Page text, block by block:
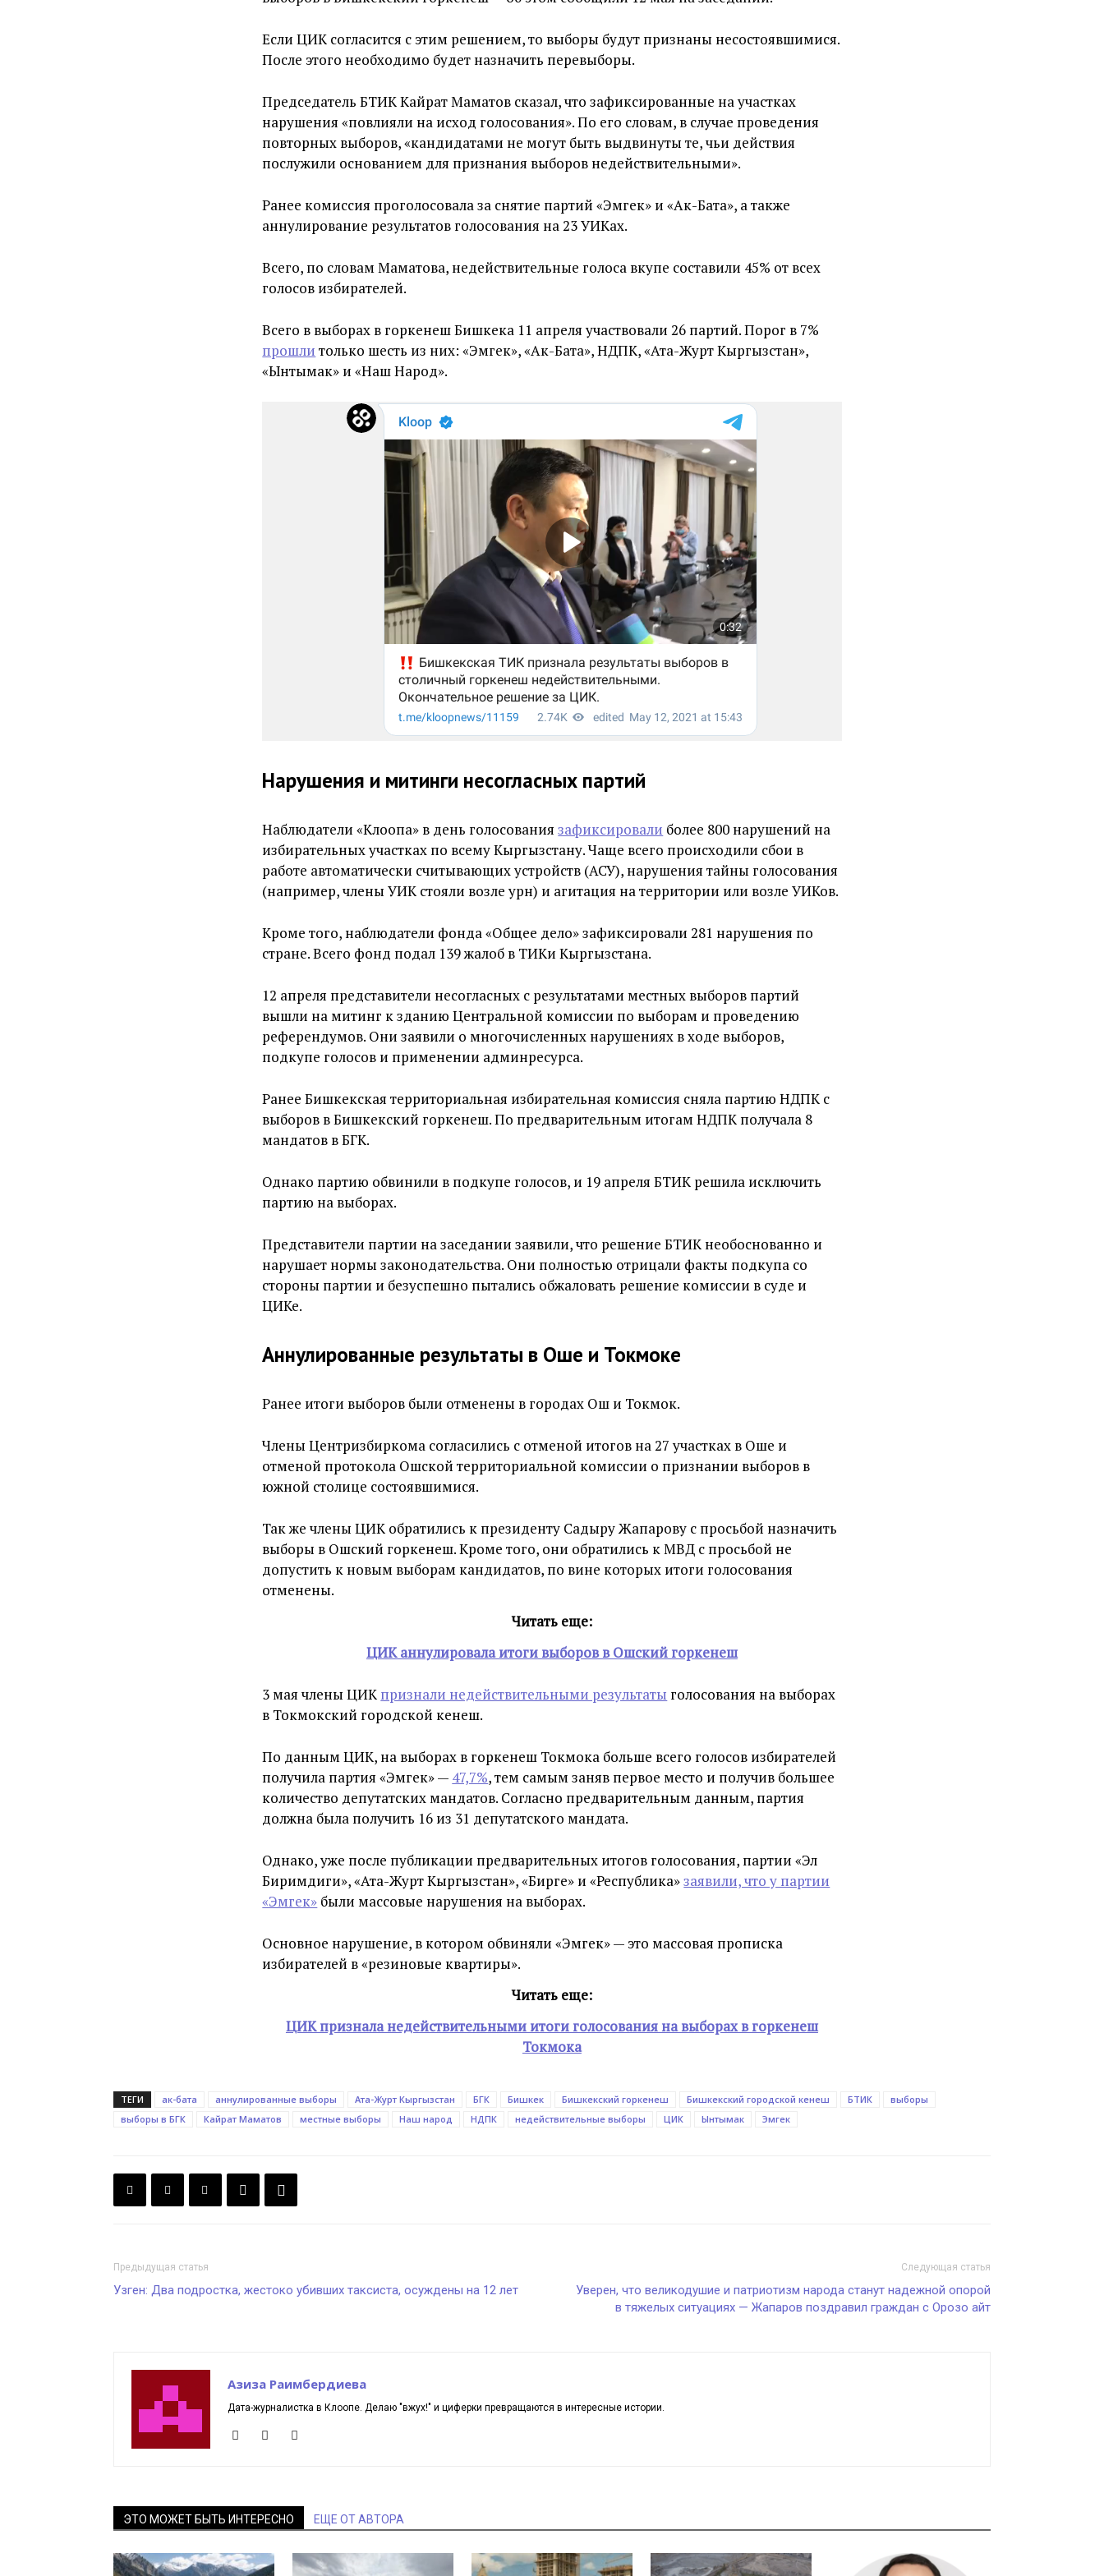
Если ЦИК согласится с этим решением, то выборы будут признаны несостоявшимися.
После этого необходимо будет назначить перевыборы.
Председатель БТИК Кайрат Маматов сказал, что зафиксированные на участках
нарушения «повлияли на исход голосования». По его словам, в случае проведения
повторных выборов, «кандидатами не могут быть выдвинуты те, чьи действия
послужили основанием для признания выборов недействительными».
Ранее комиссия проголосовала за снятие партий «Эмгек» и «Ак-Бата», а также
аннулирование результатов голосования на 23 УИКах.
Всего, по словам Маматова, недействительные голоса вкупе составили 45% от всех
голосов избирателей.
Всего в выборах в горкенеш Бишкека 11 апреля участвовали 26 партий. Порог в 7%
прошли только шесть из них: «Эмгек», «Ак-Бата», НДПК, «Ата-Журт Кыргызстан»,
«Ынтымак» и «Наш Народ».
Нарушения и митинги несогласных партий
Наблюдатели «Клоопа» в день голосованиязафиксировали более 800 нарушений на
избирательных участках по всему Кыргызстану. Чаще всего происходили сбои в
работе автоматически считывающих устройств (АСУ), нарушения тайны голосования
(например, члены УИК стояли возле урн) и агитация на территории или возле УИКов.
Кроме того, наблюдатели фонда «Общее дело» зафиксировали 281 нарушения по
стране. Всего фонд подал 139 жалоб в ТИКи Кыргызстана.
12 апреля представители несогласных с результатами местных выборов партий
вышли на митинг к зданию Центральной комиссии по выборам и проведению
референдумов. Они заявили о многочисленных нарушениях в ходе выборов,
подкупе голосов и применении админресурса.
Ранее Бишкекская территориальная избирательная комиссия сняла партию НДПК с
выборов в Бишкекский горкенеш. По предварительным итогам НДПК получала 8
мандатов в БГК.
Однако партию обвинили в подкупе голосов, и 19 апреля БТИК решила исключить
партию на выборах.
Представители партии на заседании заявили, что решение БТИК необоснованно и
нарушает нормы законодательства. Они полностью отрицали факты подкупа со
стороны партии и безуспешно пытались обжаловать решение комиссии в суде и
ЦИКе.
Аннулированные результаты в Оше и Токмоке
Ранее итоги выборов были отменены в городах Ош и Токмок.
Члены Центризбиркома согласились с отменой итогов на 27 участках в Оше и
отменой протокола Ошской территориальной комиссии о признании выборов в
южной столице состоявшимися.
Так же члены ЦИК обратились к президенту Садыру Жапарову с просьбой назначить
выборы в Ошский горкенеш. Кроме того, они обратились к МВД с просьбой не
допустить к новым выборам кандидатов, по вине которых итоги голосования
отменены.
Читать еще:
ЦИК аннулировала итоги выборов в Ошский горкенеш
3 мая члены ЦИК признали недействительными результаты голосования на выборах
в Токмокский городской кенеш.
По данным ЦИК, на выборах в горкенеш Токмока больше всего голосов избирателей
получила партия «Эмгек» — 47,7%, тем самым заняв первое место и получив большее
количество депутатских мандатов. Согласно предварительным данным, партия
должна была получить 16 из 31 депутатского мандата.
Однако, уже после публикации предварительных итогов голосования, партии «Эл
Биримдиги», «Ата-Журт Кыргызстан», «Бирге» и «Республика»заявили, что у партии
«Эмгек» были массовые нарушения на выборах.
Основное нарушение, в котором обвиняли «Эмгек» — это массовая прописка
избирателей в «резиновые квартиры».
Читать еще:
ЦИК признала недействительными итоги голосования на выборах в горкенеш
Токмока
ТЕГИ ак-бата аннулированные выборы Ата-Журт Кыргызстан БГК Бишкек Бишкекский горкенеш Бишкекский городской кенеш БТИК
выборы
выборы в БГК
Кайрат Маматов местные выборы Наш народ НДПК недействительные выборы ЦИК Ынтымак Эмгек
Предыдущая статья
Узген: Два подростка, жестоко убивших таксиста, осуждены на 12 лет
Следующая статья
Уверен, что великодушие и патриотизм народа станут надежной опорой
в тяжелых ситуациях — Жапаров поздравил граждан с Орозо айт
Азиза Раимбердиева
Дата-журналистка в Клоопе. Делаю "вжух!" и циферки превращаются в интересные истории.
ЭТО МОЖЕТ БЫТЬ ИНТЕРЕСНО ЕЩЕ ОТ АВТОРА